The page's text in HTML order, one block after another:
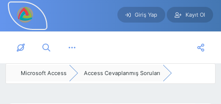
Skip to main content
Giriş Yap Kayıt Ol
Microsoft Access Access Cevaplanmış Soruları